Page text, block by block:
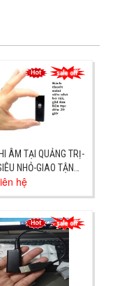
ÂM TẠI QUẢNG TRỊ-
NHỎ-GIAO TẬN
hệ